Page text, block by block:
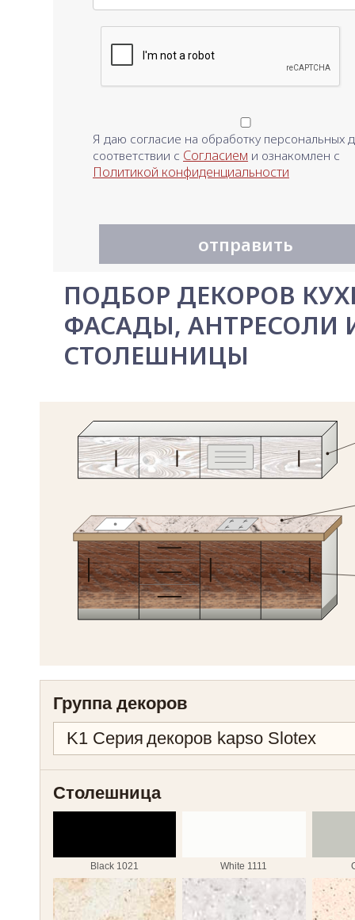
Я даю согласие на обработку персональных
соответствии с Согласием и ознакомлен с
Политикой конфиденциальности
отправить
ПОДБОР ДЕКОРОВ
ФАСАДЫ, АНТРЕСОЛИ
СТОЛЕШНИЦЫ
Группа декоров
Столешница
Black 1021 White 1111